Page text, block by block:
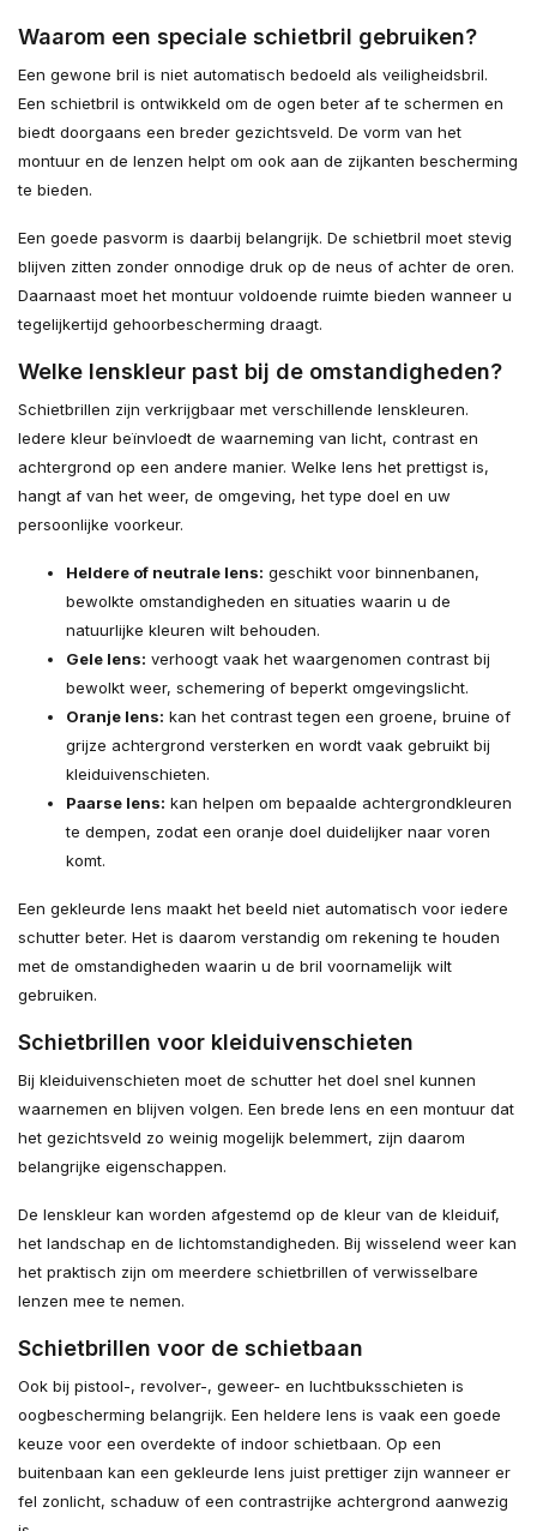
Waarom een speciale schietbril gebruiken?
Een gewone bril is niet automatisch bedoeld als veiligheidsbril.
Een schietbril is ontwikkeld om de ogen beter af te schermen en
biedt doorgaans een breder gezichtsveld. De vorm van het
montuur en de lenzen helpt om ook aan de zijkanten bescherming
te bieden.
Een goede pasvorm is daarbij belangrijk. De schietbril moet stevig
blijven zitten zonder onnodige druk op de neus of achter de oren.
Daarnaast moet het montuur voldoende ruimte bieden wanneer u
tegelijkertijd gehoorbescherming draagt.
Welke lenskleur past bij de omstandigheden?
Schietbrillen zijn verkrijgbaar met verschillende lenskleuren.
Iedere kleur beïnvloedt de waarneming van licht, contrast en
achtergrond op een andere manier. Welke lens het prettigst is,
hangt af van het weer, de omgeving, het type doel en uw
persoonlijke voorkeur.
Heldere of neutrale lens: geschikt voor binnenbanen,
bewolkte omstandigheden en situaties waarin u de
natuurlijke kleuren wilt behouden.
Gele lens: verhoogt vaak het waargenomen contrast bij
bewolkt weer, schemering of beperkt omgevingslicht.
Oranje lens: kan het contrast tegen een groene, bruine of
grijze achtergrond versterken en wordt vaak gebruikt bij
kleiduivenschieten.
Paarse lens: kan helpen om bepaalde achtergrondkleuren
te dempen, zodat een oranje doel duidelijker naar voren
komt.
Een gekleurde lens maakt het beeld niet automatisch voor iedere
schutter beter. Het is daarom verstandig om rekening te houden
met de omstandigheden waarin u de bril voornamelijk wilt
gebruiken.
Schietbrillen voor kleiduivenschieten
Bij kleiduivenschieten moet de schutter het doel snel kunnen
waarnemen en blijven volgen. Een brede lens en een montuur dat
het gezichtsveld zo weinig mogelijk belemmert, zijn daarom
belangrijke eigenschappen.
De lenskleur kan worden afgestemd op de kleur van de kleiduif,
het landschap en de lichtomstandigheden. Bij wisselend weer kan
het praktisch zijn om meerdere schietbrillen of verwisselbare
lenzen mee te nemen.
Schietbrillen voor de schietbaan
Ook bij pistool-, revolver-, geweer- en luchtbuksschieten is
oogbescherming belangrijk. Een heldere lens is vaak een goede
keuze voor een overdekte of indoor schietbaan. Op een
buitenbaan kan een gekleurde lens juist prettiger zijn wanneer er
fel zonlicht, schaduw of een contrastrijke achtergrond aanwezig